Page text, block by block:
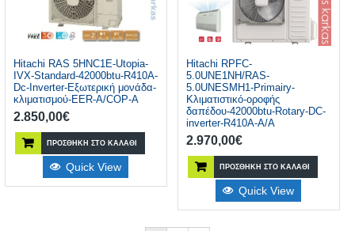
Hitachi RAS 5HNC1E-Utopia-
IVX-Standard-42000btu-R410A-
Dc-Inverter-Εξωτερική μονάδα-
κλιματισμού-EER-Α/COP-Α
2.850,00€
ΠΡΟΣΘΉΚΗ ΣΤΟ ΚΑΛΆΘΙ
Quick View
Hitachi RPFC-
5.0UNE1NH/RAS-
5.0UNESMH1-Primairy-
Κλιματιστικό-οροφής
δαπέδου-42000btu-Rotary-DC-
inverter-R410A-A/A
2.970,00€
ΠΡΟΣΘΉΚΗ ΣΤΟ ΚΑΛΆΘΙ
Quick View